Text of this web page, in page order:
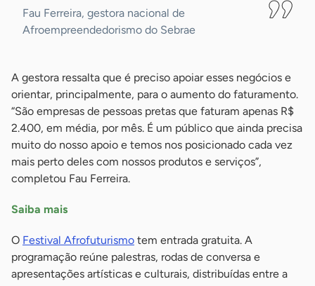
Fau Ferreira, gestora nacional de
Afroempreendedorismo do Sebrae
A gestora ressalta que é preciso apoiar esses negócios e
orientar, principalmente, para o aumento do faturamento.
“São empresas de pessoas pretas que faturam apenas R$
2.400, em média, por mês. É um público que ainda precisa
muito do nosso apoio e temos nos posicionado cada vez
mais perto deles com nossos produtos e serviços”,
completou Fau Ferreira.
Saiba mais
O Festival Afrofuturismo tem entrada gratuita. A
programação reúne palestras, rodas de conversa e
apresentações artísticas e culturais, distribuídas entre a